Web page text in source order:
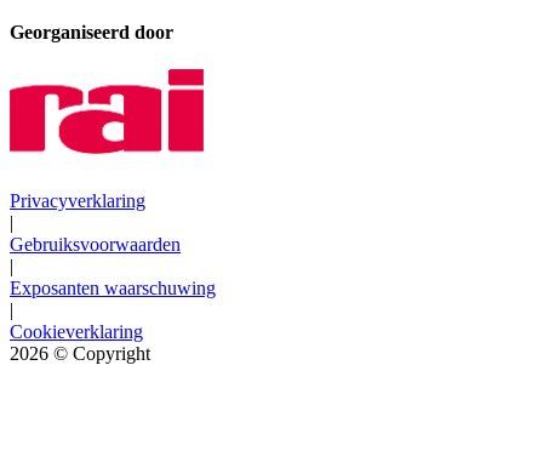
Georganiseerd door
Privacyverklaring
|
Gebruiksvoorwaarden
|
Exposanten waarschuwing
|
Cookieverklaring
2026 © Copyright